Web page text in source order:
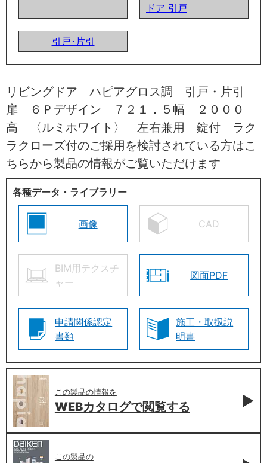
ドア 引戸
引戸･片引
リビングドア ハピアグロス調 引戸・片引
扉 ６Ｐデザイン ７２１．５幅 ２０００
高 〈ルミホワイト〉 左右兼用 錠付 ラク
ラクローズ付のご採用を検討されている方はこ
ちらから製品の情報がご覧いただけます
各種データ・ライブラリー
画像 CAD
BIM用テクスチ
ャー
図面PDF
申請関係認定
書類
施工・取扱説
明書
この製品の情報を
WEBカタログで閲覧する
この製品の